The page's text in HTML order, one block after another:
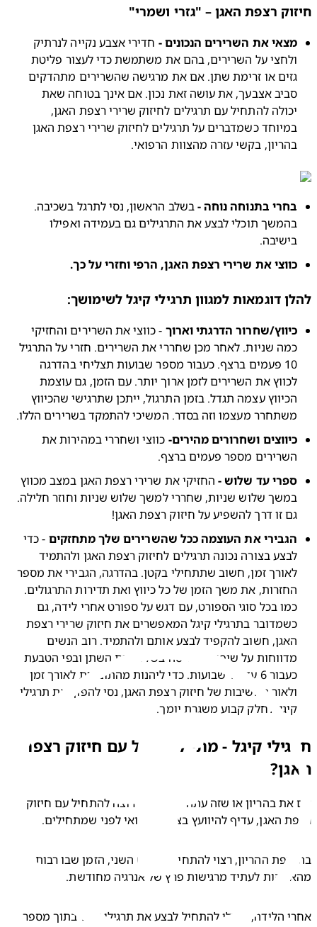
רצפת האגן – "גזרי ושמרי"
את השרירים הנכונים -
חדירי אצבע נקייה לנרתיק
ולחצי על השרירים, בהם את משתמשת כדי לעצור פליטת
גזים או זרימת שתן. אם את מרגישה שהשרירים מתהדקים
סביב אצבעך, את עושה זאת נכון. אם אינך בטוחה שאת
יכולה להתחיל עם תרגילים לחיזוק שרירי רצפת האגן,
במיוחד כשמדברים על תרגילים לחיזוק שרירי רצפת האגן
בקשי עזרה מהצוות הרפואי.
בתנוחה נוחה -
בשלב הראשון, נסי לתרגל בשכיבה.
בהמשך תוכלי לבצע את התרגילים גם בעמידה ואפילו
את שרירי רצפת האגן, הרפי וחזרי על כך.
דוגמאות למגוון תרגילי קיגל לשימושך:
שחרור הדרגתי וארוך
- כווצי את השרירים והחזיקי
כמה שניות. לאחר מכן שחררי את השרירים. חזרי על התרגיל
10 פעמים ברצף. כעבור מספר שבועות תצליחי בהדרגה
לכווץ את השרירים לזמן ארוך יותר. עם הזמן, גם עוצמת
הכיווץ עצמה תגדל. בזמן התרגול, ייתכן שתרגישי שהכיווץ
מעצמו וזה בסדר. המשיכי להתמקד בשרירים הללו.
ושחרורים מהירים-
כווצי ושחררי במהירות את
מספר פעמים ברצף.
עד שלוש -
החזיקי את שרירי רצפת האגן במצב מכווץ
במשך שלוש שניות, שחררי למשך שלוש שניות וחוזר חלילה.
זו דרך להשפיע על חיזוק רצפת האגן!
את העוצמה ככל שהשרירים שלך מתחזקים
- כדי
לבצע בצורה נכונה תרגילים לחיזוק רצפת האגן ולהתמיד
לאורך זמן, חשוב שתתחילי בקטן. בהדרגה, הגבירי את מספר
החזרות, את משך הזמן של כל כיווץ ואת תדירות התרגולים.
כמו בכל סוגי הספורט, עם דגש על ספורט אחרי לידה, גם
כשמדובר בתרגילי קיגל המאפשרים את חיזוק שרירי רצפת
האגן, חשוב להקפיד לבצע אותם ולהתמיד. רוב הנשים
מדווחות על שיפור השליטה בשלפוחית השתן ובפי הטבעת
כעבור 6 עד 12 שבועות. כדי ליהנות מהתוצאות לאורך זמן
ולאור החשיבות של חיזוק רצפת האגן, נסי להפוך את תרגילי
לחלק קבוע משגרת יומך.
קיגל - מתי להתחיל עם חיזוק רצפת
אם את בהריון או שזה עתה ילדת ואת רוצה להתחיל עם חיזוק
האגן, עדיף להיוועץ בצוות הרפואי לפני שמתחילים.
בתקופת ההריון, רצוי להתחיל בשליש השני, הזמן שבו רבות
לעתיד מרגישות פרץ של אנרגיה מחודשת.
אחרי הלידה, תוכלי להתחיל לבצע את תרגילי קיגל בתוך מספר